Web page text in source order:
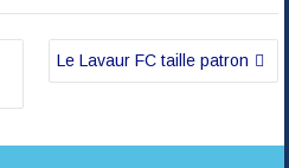
Le Lavaur FC taille patron